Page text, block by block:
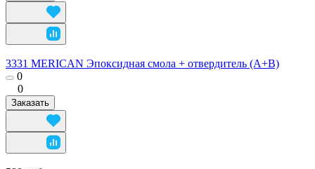
3331 MERICAN Эпоксидная смола + отвердитель (А+В)
0
0
Заказать